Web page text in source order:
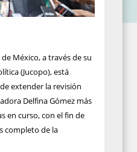
México, a través de su
(Jucopo), está
extender la revisión
Delfina Gómez más
en curso, con el fin de
completo de la